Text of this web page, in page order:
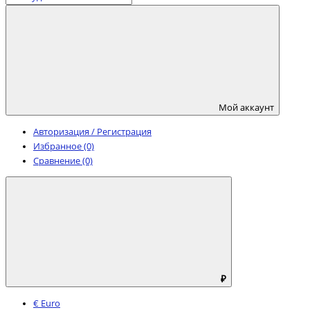
Мой аккаунт
Авторизация / Регистрация
Избранное (0)
Сравнение (0)
₽
€ Euro